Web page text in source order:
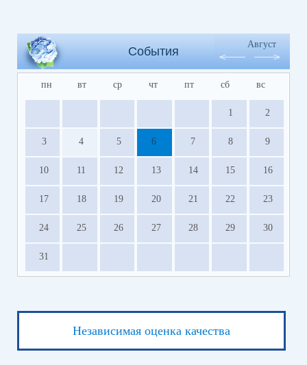
События
Август
пн вт ср чт пт сб вс
1 2
3 4 5 6 7 8 9
10 11 12 13 14 15 16
17 18 19 20 21 22 23
24 25 26 27 28 29 30
31
Независимая оценка качества